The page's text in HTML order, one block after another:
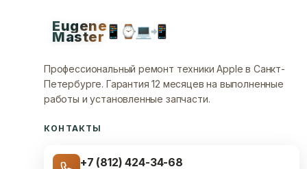
Eugene
Master📱 ⌚💻📲
Профессиональный ремонт техники Apple в Санкт-
Петербурге. Гарантия 12 месяцев на выполненные
работы и установленные запчасти.
КОНТАКТЫ
+7 (812) 424-34-68